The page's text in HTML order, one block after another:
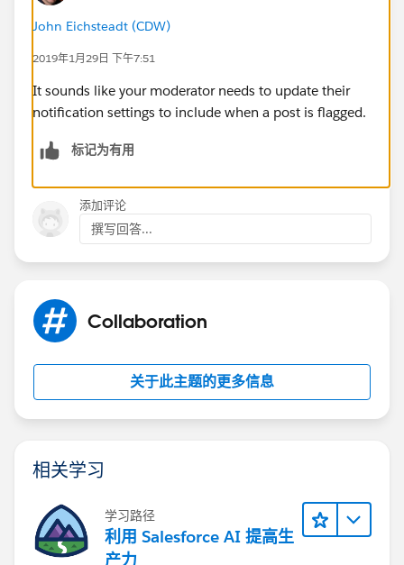
John Eichsteadt (CDW)
2019年1月29日 下午7:51
It sounds like your moderator needs to update their
notification settings to include when a post is flagged.
标记为有用
添加评论
撰写回答...
Collaboration
关于此主题的更多信息
相关学习
学习路径
利用 Salesforce AI 提高生
产力